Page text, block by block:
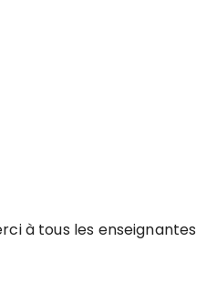
à tous les enseignantes